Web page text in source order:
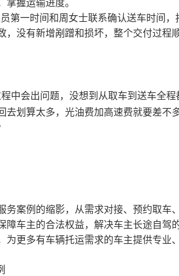
握运输进度。
第一时间和周女士联系确认送车时间
没有新增剐蹭和损坏，整个交付过程
中会出问题，没想到从取车到送车全
去划算太多，光油费加高速费就要差
案例的缩影，从需求对接、预约取
车主的合法权益，解决车主长途自驾
更多有车辆托运需求的车主提供专业